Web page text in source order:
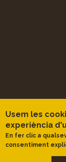
Usem les
experiència
En fer clic a
consentiment